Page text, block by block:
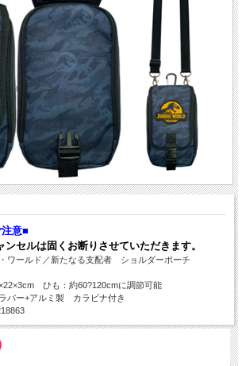
意■
ンセルは固くお断りさせていただきます。
ワールド／新たなる支配者 ショルダーポーチ
ひも：約60?120cmに調節可能
バー+アルミ製 カラビナ付き